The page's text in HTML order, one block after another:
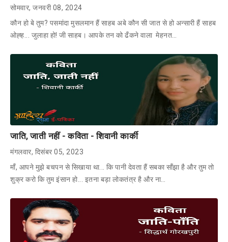
सोमवार, जनवरी 08, 2024
कौन हो बे तुम? पसमांदा मुसलमान हैं साहब अबे कौन सी जात से हो अन्सारी हैं साहब
ओह्ह... जुलाहा हो! जी साहब। आपके तन को ढँकने वाला मेहनत…
जाति, जाती नहीं - कविता - शिवानी कार्की
मंगलवार, दिसंबर 05, 2023
माँ, आपने मुझे बचपन से सिखाया था... कि पानी देवता हैं सबका साँझा है और तुम तो
शुक्र करो कि तुम इंसान हो... इतना बड़ा लोकतंत्र है और ना…